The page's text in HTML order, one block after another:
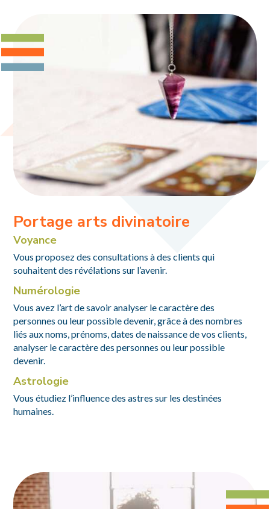
Portage arts divinatoire
Voyance
Vous proposez des consultations à des clients qui
souhaitent des révélations sur l’avenir.
Numérologie
Vous avez l’art de savoir analyser le caractère des
personnes ou leur possible devenir, grâce à des nombres
liés aux noms, prénoms, dates de naissance de vos clients,
analyser le caractère des personnes ou leur possible
devenir.
Astrologie
Vous étudiez l’influence des astres sur les destinées
humaines.